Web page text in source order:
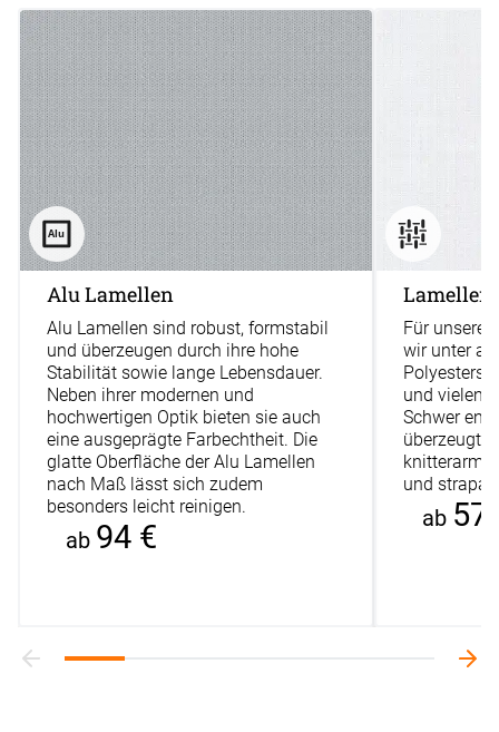
Alu Lamellen
Alu Lamellen sind robust, formstabil
und überzeugen durch ihre hohe
Stabilität sowie lange Lebensdauer.
Neben ihrer modernen und
hochwertigen Optik bieten sie auch
eine ausgeprägte Farbechtheit. Die
glatte Oberfläche der Alu Lamellen
nach Maß lässt sich zudem
besonders leicht reinigen.
ab 94 €
Für unsere
wir unter
und vielen
Schwer
überzeugt
und
ab 57